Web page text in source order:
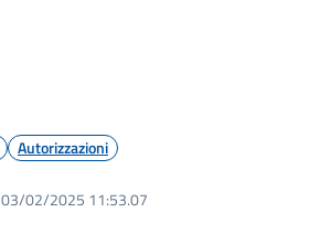
Autorizzazioni
03/02/2025 11:53.07